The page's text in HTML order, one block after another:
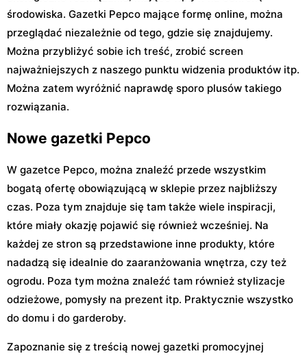
środowiska. Gazetki Pepco mające formę online, można
przeglądać niezależnie od tego, gdzie się znajdujemy.
Można przybliżyć sobie ich treść, zrobić screen
najważniejszych z naszego punktu widzenia produktów itp.
Można zatem wyróżnić naprawdę sporo plusów takiego
rozwiązania.
Nowe gazetki Pepco
W gazetce Pepco, można znaleźć przede wszystkim
bogatą ofertę obowiązującą w sklepie przez najbliższy
czas. Poza tym znajduje się tam także wiele inspiracji,
które miały okazję pojawić się również wcześniej. Na
każdej ze stron są przedstawione inne produkty, które
nadadzą się idealnie do zaaranżowania wnętrza, czy też
ogrodu. Poza tym można znaleźć tam również stylizacje
odzieżowe, pomysły na prezent itp. Praktycznie wszystko
do domu i do garderoby.
Zapoznanie się z treścią nowej gazetki promocyjnej